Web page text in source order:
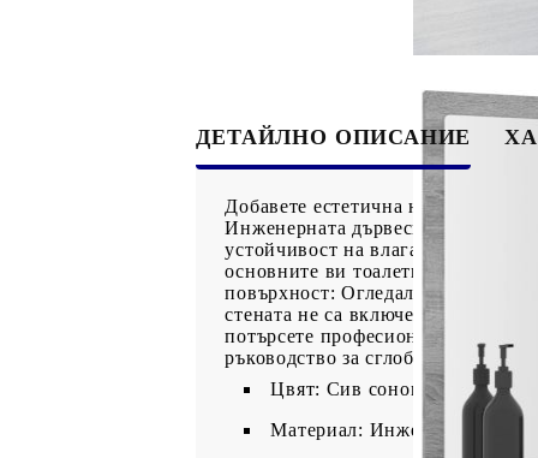
ДЕТАЙЛНО ОПИСАНИЕ
Добавете естетична нотка с това
Инженерната дървесина е с
устойчивост на влага.Практичен
основните ви тоалетни
повърхност: Огледалото за баня
стената не са включени. Търсете
потърсете професионална помощ.
ръководство за сглобяване в
Цвят: Сив сонома
Материал: Инженерно дърво,